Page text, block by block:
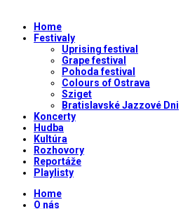
Home
Festivaly
Uprising festival
Grape festival
Pohoda festival
Colours of Ostrava
Sziget
Bratislavské Jazzové Dni
Koncerty
Hudba
Kultúra
Rozhovory
Reportáže
Playlisty
Home
O nás